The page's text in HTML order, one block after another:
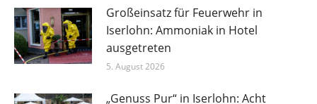
Großeinsatz für Feuerwehr in
Iserlohn: Ammoniak in Hotel
ausgetreten
5. August 2026
„Genuss Pur“ in Iserlohn: Acht